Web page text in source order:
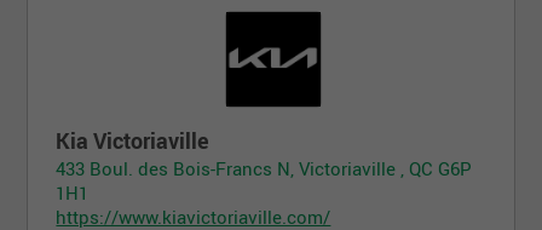
Kia Victoriaville
433 Boul. des Bois-Francs N, Victoriaville , QC G6P
1H1
https://www.kiavictoriaville.com/